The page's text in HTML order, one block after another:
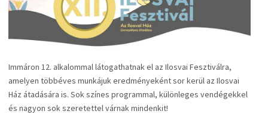
Immáron 12. alkalommal látogathatnak el az Ilosvai Fesztiválra,
amelyen többéves munkájuk eredményeként sor kerül az Ilosvai
Ház átadására is. Sok színes programmal, különleges vendégekkel
és nagyon sok szeretettel várnak mindenkit!